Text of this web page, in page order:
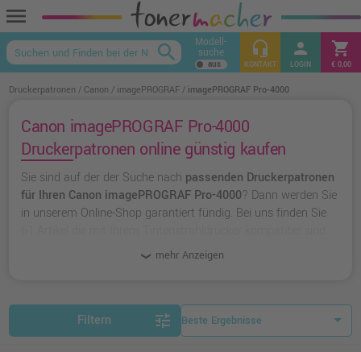
menu
keyboard_arrow_up
search Modell-
suche headset_mic
KONTAKT
person
LOGIN
shopping_cart
€ 0,00
Druckerpatronen Canon imagePROGRAF imagePROGRAF Pro-4000
Canon imagePROGRAF Pro-4000
Druckerpatronen online günstig kaufen
Sie sind auf der der Suche nach passenden Druckerpatronen
für Ihren Canon imagePROGRAF Pro-4000? Dann werden Sie
in unserem Online-Shop garantiert fündig. Bei uns finden Sie
originalen Druckerpatronen von Canon
unserer Hausmarke Ampertec
mehr Anzeigen
Filtern tune